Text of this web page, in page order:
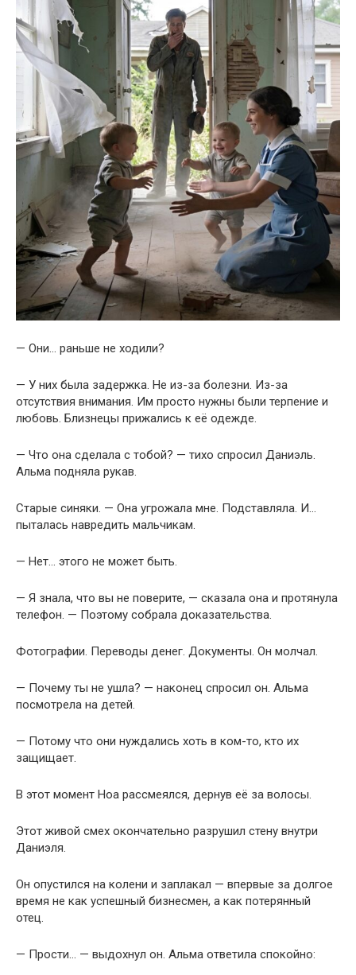
— Они… раньше не ходили?
— У них была задержка. Не из-за болезни. Из-за
отсутствия внимания. Им просто нужны были терпение и
любовь. Близнецы прижались к её одежде.
— Что она сделала с тобой? — тихо спросил Даниэль.
Альма подняла рукав.
Старые синяки. — Она угрожала мне. Подставляла. И…
пыталась навредить мальчикам.
— Нет… этого не может быть.
— Я знала, что вы не поверите, — сказала она и протянула
телефон. — Поэтому собрала доказательства.
Фотографии. Переводы денег. Документы. Он молчал.
— Почему ты не ушла? — наконец спросил он. Альма
посмотрела на детей.
— Потому что они нуждались хоть в ком-то, кто их
защищает.
В этот момент Ноа рассмеялся, дернув её за волосы.
Этот живой смех окончательно разрушил стену внутри
Даниэля.
Он опустился на колени и заплакал — впервые за долгое
время не как успешный бизнесмен, а как потерянный
отец.
— Прости… — выдохнул он. Альма ответила спокойно: